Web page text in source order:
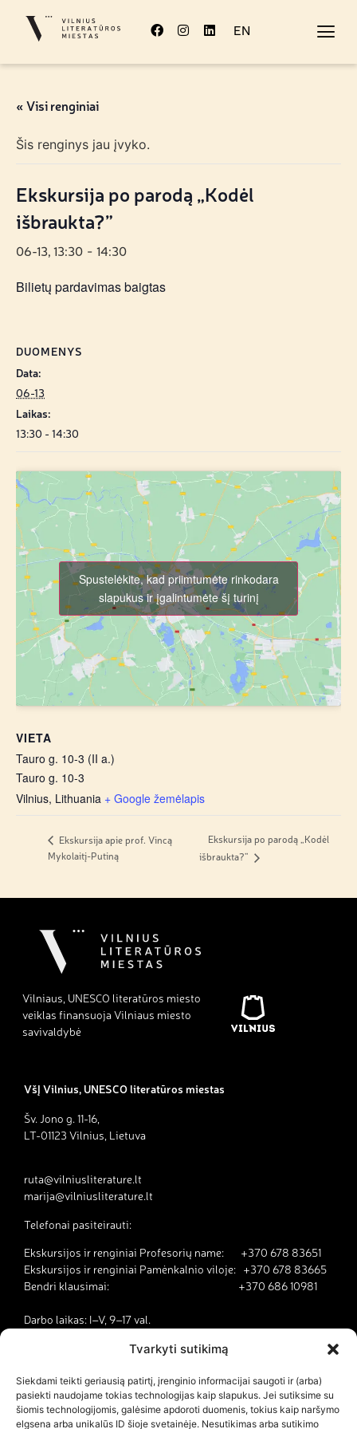
Tvarkyti sutikimą
Siekdami teikti geriausią patirtį, įrenginio informacijai saugoti ir (arba)
pasiekti naudojame tokias technologijas kaip slapukus. Jei sutiksime su
šiomis technologijomis, galėsime apdoroti duomenis, tokius kaip naršymo
elgsena arba unikalūs ID šioje svetainėje. Nesutikimas arba sutikimo
EN
« Visi renginiai
Šis renginys jau įvyko.
Ekskursija po parodą „Kodėl
išbraukta?”
06-13, 13:30 - 14:30
Bilietų pardavimas baigtas
DUOMENYS
Data:
06-13
Laikas:
13:30 - 14:30
VIETA
Tauro g. 10-3 (II a.)
Tauro g. 10-3
Vilnius, Lithuania + Google žemėlapis
Spustelėkite, kad priimtumėte rinkodara
slapukus ir įgalintumėte šį turinį
Ekskursija apie prof. Vincą
Mykolaitį-Putiną
Ekskursija po parodą „Kodėl
išbraukta?”
Vilniaus, UNESCO literatūros miesto
veiklas finansuoja Vilniaus miesto
savivaldybė
VšĮ Vilnius, UNESCO literatūros miestas
Šv. Jono g. 11-16,
LT-01123 Vilnius, Lietuva
ruta@vilniusliterature.lt
marija@vilniusliterature.lt
Telefonai pasiteirauti:
Ekskursijos ir renginiai Profesorių name: +370 678 83651
Ekskursijos ir renginiai Pamėnkalnio viloje: +370 678 83665
Bendri klausimai: +370 686 10981
Darbo laikas: I–V, 9–17 val.
Kodėl Vilnius yra literatūros miestas?
Kontaktai